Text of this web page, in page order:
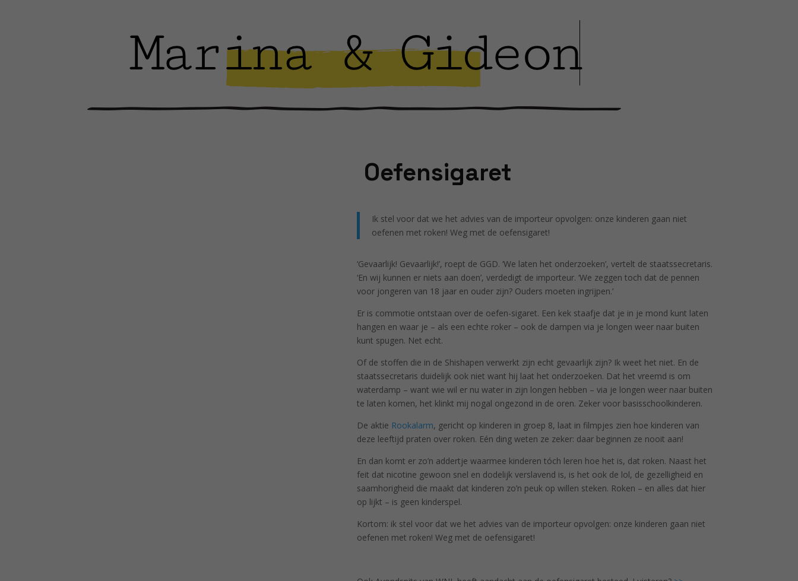
Oefensigaret
Ik stel voor dat we het advies van de importeur opvolgen: onze kinderen gaan niet
oefenen met roken! Weg met de oefensigaret!
‘Gevaarlijk! Gevaarlijk!’, roept de GGD. ‘We laten het onderzoeken’, vertelt de staatssecretaris.
‘En wij kunnen er niets aan doen’, verdedigt de importeur. ‘We zeggen toch dat de pennen
voor jongeren van 18 jaar en ouder zijn? Ouders moeten ingrijpen.’
Er is commotie ontstaan over de oefen-sigaret. Een kek staafje dat je in je mond kunt laten
hangen en waar je – als een echte roker – ook de dampen via je longen weer naar buiten
kunt spugen. Net echt.
Of de stoffen die in de Shishapen verwerkt zijn echt gevaarlijk zijn? Ik weet het niet. En de
staatssecretaris duidelijk ook niet want hij laat het onderzoeken. Dat het vreemd is om
waterdamp – want wie wil er nu water in zijn longen hebben – via je longen weer naar buiten
te laten komen, het klinkt mij nogal ongezond in de oren. Zeker voor basisschoolkinderen.
De aktie Rookalarm, gericht op kinderen in groep 8, laat in filmpjes zien hoe kinderen van
deze leeftijd praten over roken. Eén ding weten ze zeker: daar beginnen ze nooit aan!
En dan komt er zo’n addertje waarmee kinderen tóch leren hoe het is, dat roken. Naast het
feit dat nicotine gewoon snel en dodelijk verslavend is, is het ook de lol, de gezelligheid en
saamhorigheid die maakt dat kinderen zo’n peuk op willen steken. Roken – en alles dat hier
op lijkt – is geen kinderspel.
Kortom: ik stel voor dat we het advies van de importeur opvolgen: onze kinderen gaan niet
oefenen met roken! Weg met de oefensigaret!